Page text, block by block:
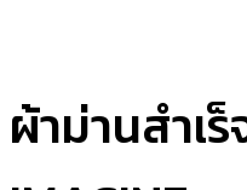
ผ้าม่านสำเ